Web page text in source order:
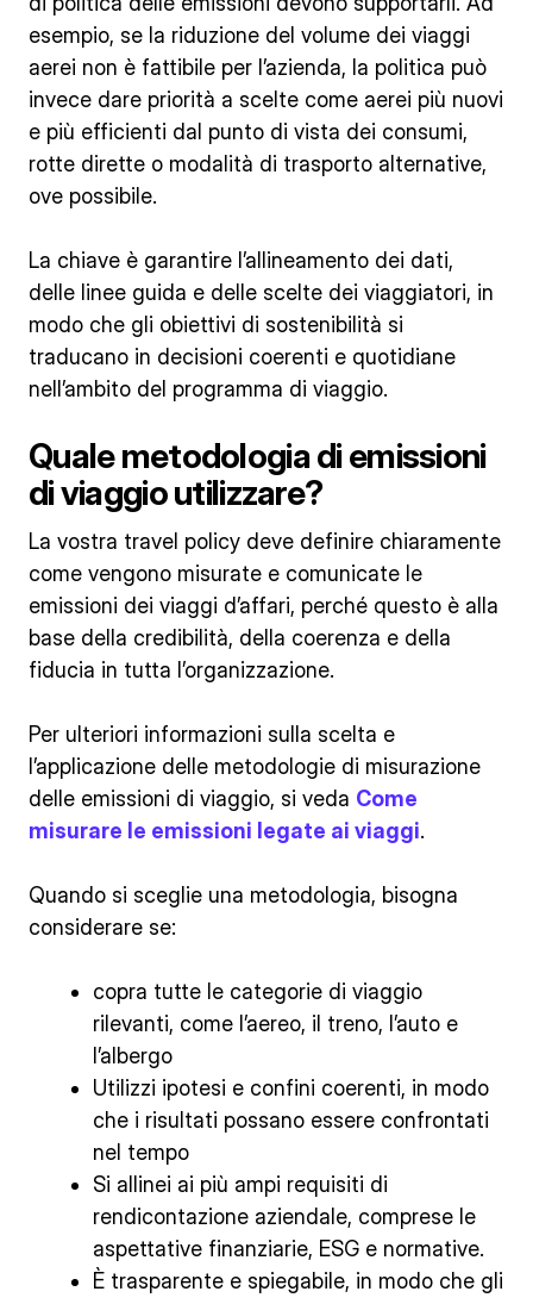
esempio, se la riduzione del volume dei viaggi
aerei non è fattibile per l’azienda, la politica può
invece dare priorità a scelte come aerei più nuovi
e più efficienti dal punto di vista dei consumi,
rotte dirette o modalità di trasporto alternative,
ove possibile.
La chiave è garantire l’allineamento dei dati,
delle linee guida e delle scelte dei viaggiatori, in
modo che gli obiettivi di sostenibilità si
traducano in decisioni coerenti e quotidiane
nell’ambito del programma di viaggio.
Quale metodologia di emissioni
di viaggio utilizzare?
La vostra travel policy deve definire chiaramente
come vengono misurate e comunicate le
emissioni dei viaggi d’affari, perché questo è alla
base della credibilità, della coerenza e della
fiducia in tutta l’organizzazione.
Per ulteriori informazioni sulla scelta e
l’applicazione delle metodologie di misurazione
delle emissioni di viaggio, si veda Come
misurare le emissioni legate ai viaggi.
Quando si sceglie una metodologia, bisogna
considerare se:
copra tutte le categorie di viaggio
rilevanti, come l’aereo, il treno, l’auto e
l’albergo
Utilizzi ipotesi e confini coerenti, in modo
che i risultati possano essere confrontati
nel tempo
Si allinei ai più ampi requisiti di
rendicontazione aziendale, comprese le
aspettative finanziarie, ESG e normative.
È trasparente e spiegabile, in modo che gli